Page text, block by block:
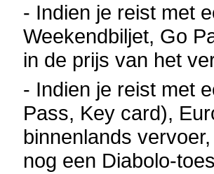
- Indien je reist met
Weekendbiljet, Go
in de prijs van het
- Indien je reist met
Pass, Key card),
binnenlands
nog een Diabolo-